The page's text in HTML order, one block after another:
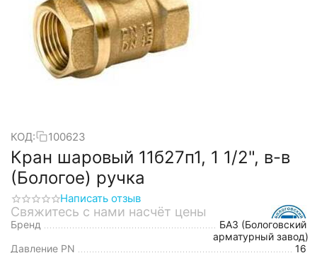
КОД: 100623
Кран шаровый 11б27п1, 1 1/2", в-в
(Бологое) ручка
Написать отзыв
Свяжитесь с нами насчёт цены
Бренд
БАЗ (Бологовский
арматурный завод)
Давление PN
16